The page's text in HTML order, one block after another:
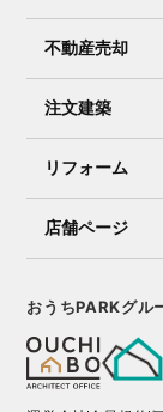
不動産売却
注文建築
リフォーム
店舗ページ
おうちPARKグル